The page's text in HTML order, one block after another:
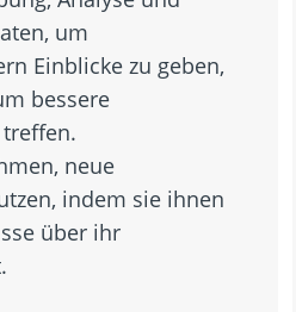
um
Einblicke zu geben,
bessere
neue
indem sie ihnen
über ihr